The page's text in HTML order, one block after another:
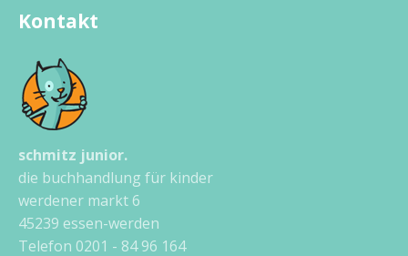
Kontakt
schmitz junior.
die buchhandlung für kinder
werdener markt 6
45239 essen-werden
Telefon 0201 - 84 96 164